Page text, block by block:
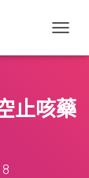
O
L
E
止咳藥